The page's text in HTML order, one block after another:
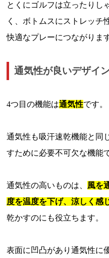
とくにゴルフは立ったりし
く、ボトムスにストレッチ
快適なプレーにつながりま
通気性が良いデザイン
4つ目の機能は通気性です。
通気性も吸汗速乾機能と同
すために必要不可欠な機能
通気性の高いものは、 風を
度を温度を下げ、涼しく感
乾かすのにも役立ちます。
表面に凹凸があり通気性に